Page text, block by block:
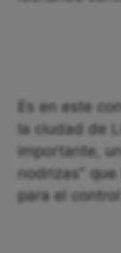
Es en este
la ciudad de
importante,
nodrizas"
para el